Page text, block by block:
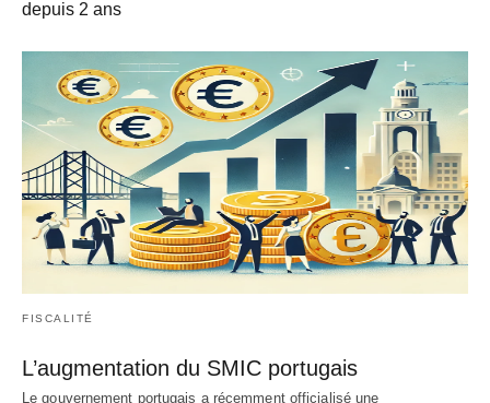
depuis 2 ans
FISCALITÉ
L’augmentation du SMIC portugais
Le gouvernement portugais a récemment officialisé une